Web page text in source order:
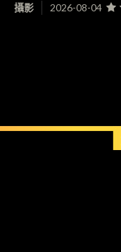
攝影 2026-08-04